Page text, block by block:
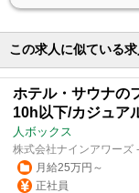
この求人に似ている求
ホテル・サウナの
10h以下/カジュア
人ボックス
株式会社ナインアワーズ
月給25万円～
正社員